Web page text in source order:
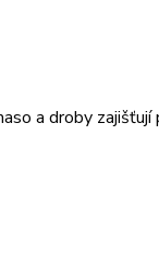
a droby zajišťují